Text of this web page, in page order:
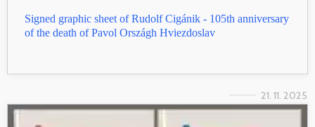
Signed graphic sheet of Rudolf Cigánik - 105th anniversary
of the death of Pavol Országh Hviezdoslav
21. 11. 2025